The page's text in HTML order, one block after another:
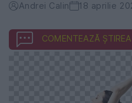
Andrei Calin 18 aprilie
COMENTEAZĂ ȘTIREA